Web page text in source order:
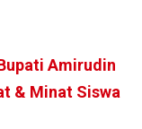
Amirudin
& Minat Siswa